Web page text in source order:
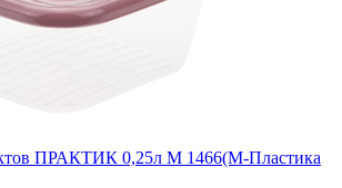
ПРАКТИК 0,25л М 1466(М-Пластика